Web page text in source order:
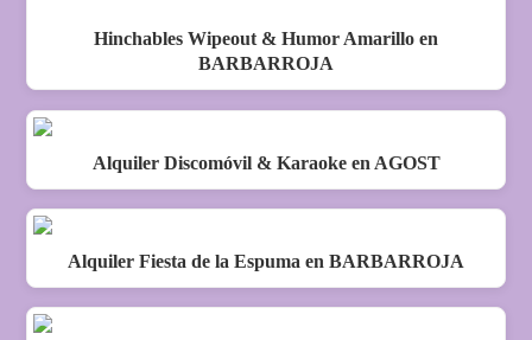
Hinchables Wipeout & Humor Amarillo en
BARBARROJA
Alquiler Discomóvil & Karaoke en AGOST
Alquiler Fiesta de la Espuma en BARBARROJA